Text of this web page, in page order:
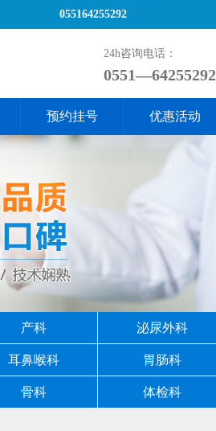
24h咨询电话：
0551—64255292
预约挂号 优惠活动
产科 泌尿外科
耳鼻喉科 胃肠科
骨科 体检科
055164255292